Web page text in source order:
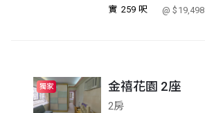
實 259 呎 @ $19,498
獨家 金禧花園 2座
2房